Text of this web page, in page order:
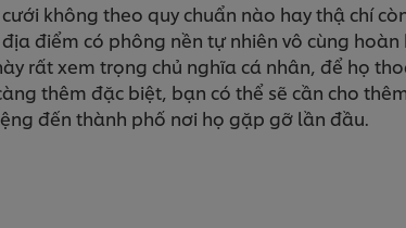
không theo quy chuẩn nào hay thậ chí
điểm có phông nền tự nhiên vô cùng hoàn
rất xem trọng chủ nghĩa cá nhân, để họ
thêm đặc biệt, bạn có thể sẽ cần cho
đến thành phố nơi họ gặp gỡ lần đầu.